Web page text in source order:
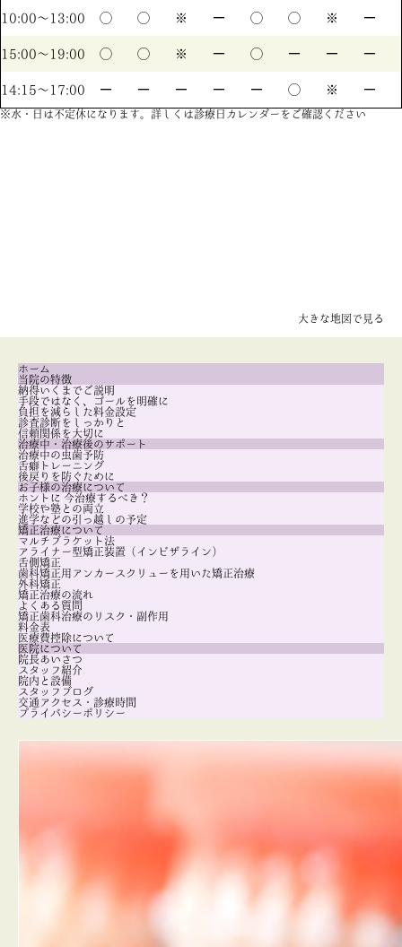
10:00〜13:00 ◯ ◯ ※ ー ◯ ◯ ※ ー
15:00〜19:00 ◯ ◯ ※ ー ◯ ー ー ー
14:15〜17:00 ー ー ー ー ー ◯ ※ ー
※水・日は不定休になります。詳しくは診療日カレンダーをご確認ください
大きな地図で見る
ホーム
当院の特徴
納得いくまでご説明
手段ではなく、ゴールを明確に
負担を減らした料金設定
診査診断をしっかりと
信頼関係を大切に
治療中・治療後のサポート
治療中の虫歯予防
舌癖トレーニング
後戻りを防ぐために
お子様の治療について
ホントに 今治療するべき？
学校や塾との両立
進学などの引っ越しの予定
矯正治療について
マルチブラケット法
アライナー型矯正装置（インビザライン）
舌側矯正
歯科矯正用アンカースクリューを用いた矯正治療
外科矯正
矯正治療の流れ
よくある質問
矯正歯科治療のリスク・副作用
料金表
医療費控除について
医院について
院長あいさつ
スタッフ紹介
院内と設備
スタッフブログ
交通アクセス・診療時間
プライバシーポリシー